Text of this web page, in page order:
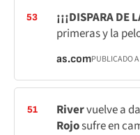
53 ¡¡¡DISPARA DE
primeras y la
as.comPUBLICADO
51 Rivervuelve a
Rojosufre en